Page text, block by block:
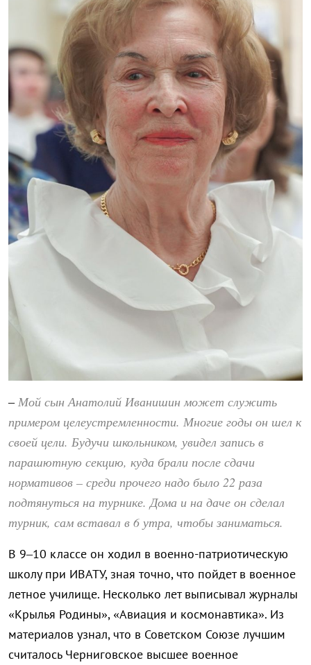
–Мой сын Анатолий Иванишин может служить
примером целеустремленности. Многие годы он шел к
своей цели. Будучи школьником, увидел запись в
парашютную секцию, куда брали после сдачи
нормативов – среди прочего надо было 22 раза
подтянуться на турнике. Дома и на даче он сделал
турник, сам вставал в 6 утра, чтобы заниматься.
В 9–10 классе он ходил в военно-патриотическую
школу при ИВАТУ, зная точно, что пойдет в военное
летное училище. Несколько лет выписывал журналы
«Крылья Родины», «Авиация и космонавтика». Из
материалов узнал, что в Советском Союзе лучшим
считалось Черниговское высшее военное